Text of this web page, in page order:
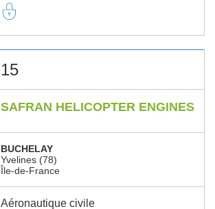
15
SAFRAN HELICOPTER ENGINES
BUCHELAY
Yvelines (78)
Île-de-France
Aéronautique civile